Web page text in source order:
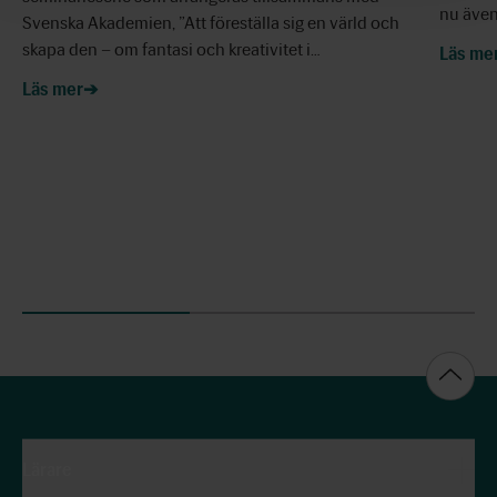
Svenska Akademien, ”Att föreställa sig en värld och
skapa den – om fantasi och kreativitet i…
Läs mer
nu
Läs